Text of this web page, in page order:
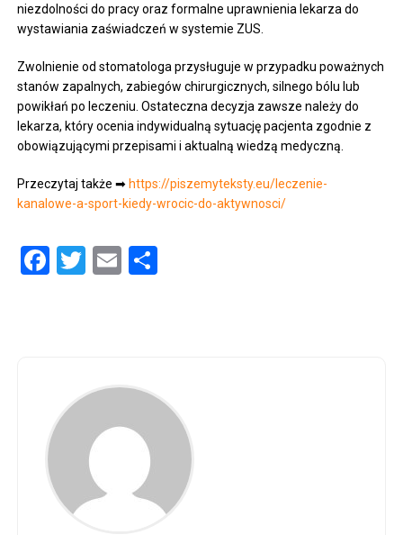
niezdolności do pracy oraz formalne uprawnienia lekarza do
wystawiania zaświadczeń w systemie ZUS.
Zwolnienie od stomatologa przysługuje w przypadku poważnych
stanów zapalnych, zabiegów chirurgicznych, silnego bólu lub
powikłań po leczeniu. Ostateczna decyzja zawsze należy do
lekarza, który ocenia indywidualną sytuację pacjenta zgodnie z
obowiązującymi przepisami i aktualną wiedzą medyczną.
Przeczytaj także ➡ https://piszemyteksty.eu/leczenie-
kanalowe-a-sport-kiedy-wrocic-do-aktywnosci/
Facebook
Twitter
Email